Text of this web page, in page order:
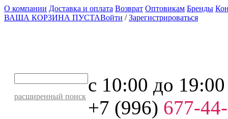
О компании Доставка и оплата Возврат Оптовикам Бренды
ВАША КОРЗИНА ПУСТАВойти /Зарегистрироваться
расширенный поиск
с 10:00 до 19:00
+7 (996) 677-